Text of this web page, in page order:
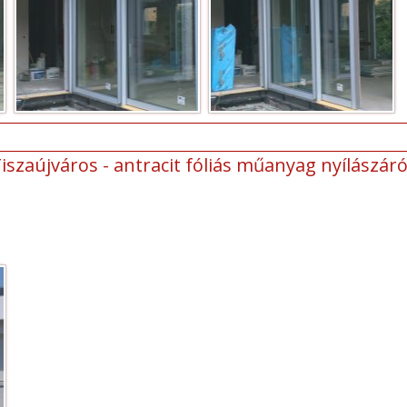
- antracit fóliás műanyag